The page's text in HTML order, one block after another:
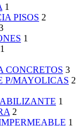
1
PISOS 2
1
1
CONCRETOS 3
P/MAYOLICAS 2
1
2
1